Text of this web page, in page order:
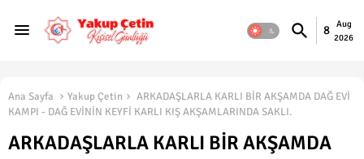
8
Aug
2026
Ana Sayfa Yakup Çetin
ARKADAŞLARLA KARLI BİR AKŞAMDA DAĞ EVİ
KAMPI - DAĞ EVİNİN KEYFİ KARLI KIŞ AKŞAMLARINDA SAKLI.
ARKADAŞLARLA KARLI BİR AKŞAMDA